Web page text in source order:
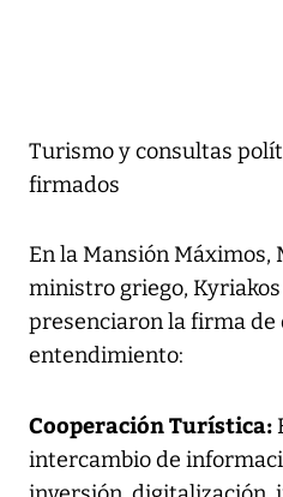
Turismo y consultas
firmados
En la Mansión
ministro griego,
presenciaron la firma de
entendimiento:
Cooperación Turística:
intercambio de